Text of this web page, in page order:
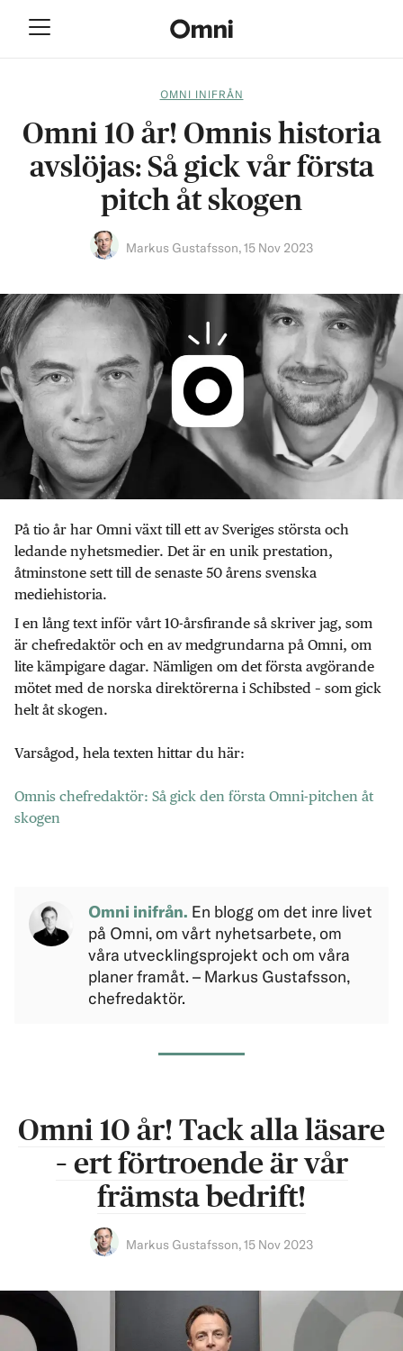
OMNI INIFRÅN
Omni 10 år! Omnis historia
avslöjas: Så gick vår första
pitch åt skogen
Markus Gustafsson,15 Nov 2023
På tio år har Omni växt till ett av Sveriges största och
ledande nyhetsmedier. Det är en unik prestation,
åtminstone sett till de senaste 50 årens svenska
mediehistoria.
I en lång text inför vårt 10-årsfirande så skriver jag, som
är chefredaktör och en av medgrundarna på Omni, om
lite kämpigare dagar. Nämligen om det första avgörande
mötet med de norska direktörerna i Schibsted – som gick
helt åt skogen.
Varsågod, hela texten hittar du här:
Omnis chefredaktör: Så gick den första Omni-pitchen åt
skogen
Omni inifrån. En blogg om det inre livet
på Omni, om vårt nyhetsarbete, om
våra utvecklingsprojekt och om våra
planer framåt. – Markus Gustafsson,
chefredaktör.
Omni 10 år! Tack alla läsare
– ert förtroende är vår
främsta bedrift!
Markus Gustafsson,15 Nov 2023